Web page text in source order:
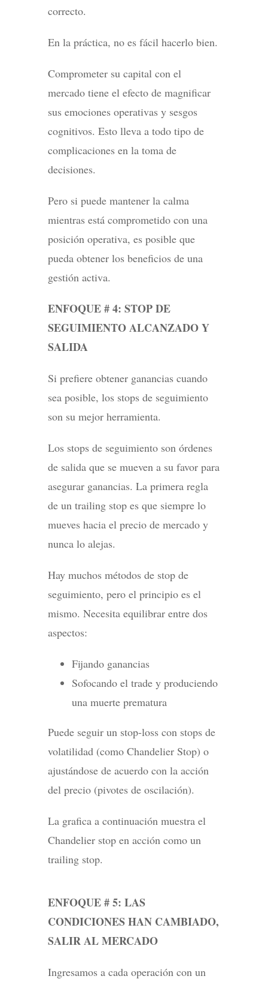
correcto.
En la práctica, no es fácil hacerlo bien.
Comprometer su capital con el
mercado tiene el efecto de magnificar
sus emociones operativas y sesgos
cognitivos. Esto lleva a todo tipo de
complicaciones en la toma de
decisiones.
Pero si puede mantener la calma
mientras está comprometido con una
posición operativa, es posible que
pueda obtener los beneficios de una
gestión activa.
ENFOQUE # 4: STOP DE
SEGUIMIENTO ALCANZADO Y
SALIDA
Si prefiere obtener ganancias cuando
sea posible, los stops de seguimiento
son su mejor herramienta.
Los stops de seguimiento son órdenes
de salida que se mueven a su favor para
asegurar ganancias. La primera regla
de un trailing stop es que siempre lo
mueves hacia el precio de mercado y
nunca lo alejas.
Hay muchos métodos de stop de
seguimiento, pero el principio es el
mismo. Necesita equilibrar entre dos
aspectos:
Fijando ganancias
Sofocando el trade y produciendo
una muerte prematura
Puede seguir un stop-loss con stops de
volatilidad (como Chandelier Stop) o
ajustándose de acuerdo con la acción
del precio (pivotes de oscilación).
La grafica a continuación muestra el
Chandelier stop en acción como un
trailing stop.
ENFOQUE # 5: LAS
CONDICIONES HAN CAMBIADO,
SALIR AL MERCADO
Ingresamos a cada operación con un